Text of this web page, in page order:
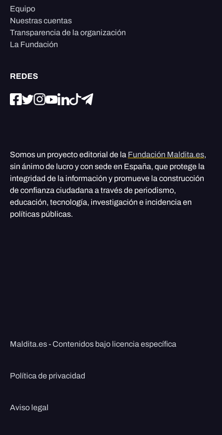
Equipo
Nuestras cuentas
Transparencia de la organización
La Fundación
REDES
Somos un proyecto editorial de la Fundación Maldita.es,
sin ánimo de lucro y con sede en España, que protege la
integridad de la información y promueve la construcción
de confianza ciudadana a través de periodismo,
educación, tecnología, investigación e incidencia en
políticas públicas.
Maldita.es - Contenidos bajo licencia específica
Política de privacidad
Aviso legal